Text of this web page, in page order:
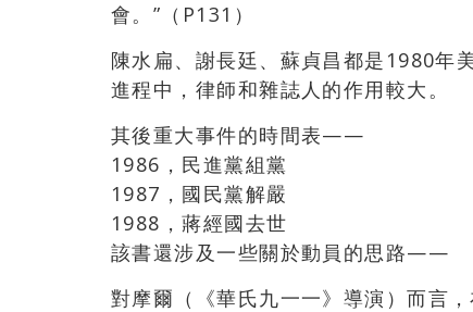
會。”（P131）
陳水扁、謝長廷、蘇貞昌都是1980年
進程中，律師和雜誌人的作用較大。
其後重大事件的時間表——
1986，民進黨組黨
1987，國民黨解嚴
1988，蔣經國去世
該書還涉及一些關於動員的思路——
對摩爾（《華氏九一一》導演）而言